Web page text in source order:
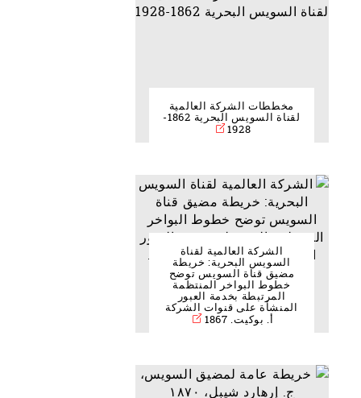
مخططات الشركة العالمية
لقناة السويس البحرية 1862-
1928
الشركة العالمية لقناة
السويس البحرية: خريطة
مضيق قناة السويس توضح
خطوط البواخر المنتظمة
المرتبطة بخدمة العبور
المنشأة على قنوات الشركة
أ. بوكيت. 1867